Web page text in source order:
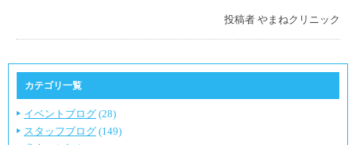
投稿者 やまねクリニック
カテゴリ一覧
イベントブログ (28)
スタッフブログ (149)